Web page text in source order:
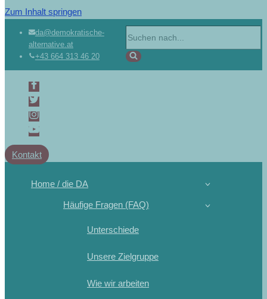
Zum Inhalt springen
da@demokratische-
alternative.at
+43 664 313 46 20
Kontakt
Home / die DA
Häufige Fragen (FAQ)
Unterschiede
Unsere Zielgruppe
Wie wir arbeiten